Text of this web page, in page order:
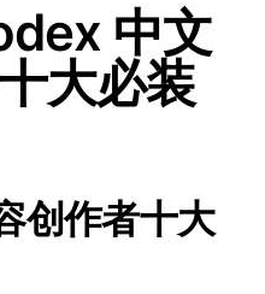
中文
大必装
创作者十大